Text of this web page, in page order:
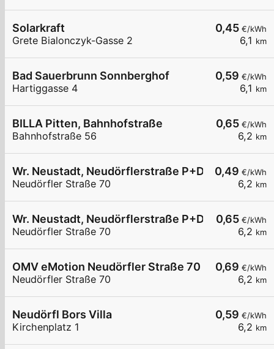
0,45 €/kWh
6,1 km
Solarkraft
Grete Bialonczyk-Gasse 2
0,59 €/kWh
6,1 km
Bad Sauerbrunn Sonnberghof
Hartiggasse 4
0,65 €/kWh
6,2 km
BILLA Pitten, Bahnhofstraße
Bahnhofstraße 56
0,49 €/kWh
6,2 km
Wr. Neustadt, Neudörflerstraße P+D
Neudörfler Straße 70
0,65 €/kWh
6,2 km
Wr. Neustadt, Neudörflerstraße P+D
Neudörfler Straße 70
0,69 €/kWh
6,2 km
OMV eMotion Neudörfler Straße 70 Wiener
Neudörfler Straße 70
0,59 €/kWh
6,2 km
Neudörfl Bors Villa
Kirchenplatz 1